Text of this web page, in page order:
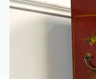
КИНОСЪЕМКА
ЭКСКУРСИИ